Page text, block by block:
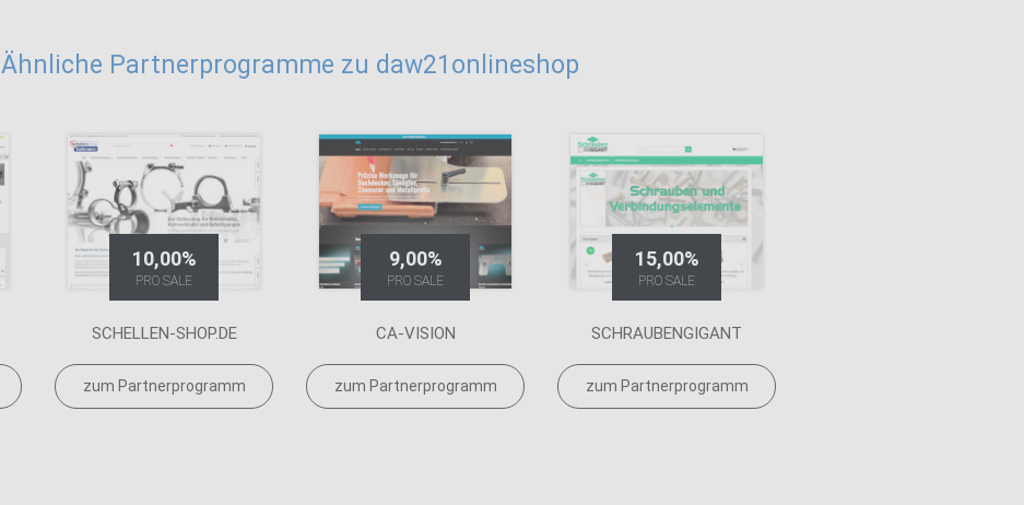
Ähnliche Partnerprogramme zu daw21onlineshop
10,00%
PRO SALE
SCHELLEN-SHOP.DE
zum Partnerprogramm
9,00%
PRO SALE
CA-VISION
zum Partnerprogramm
15,00%
PRO SALE
SCHRAUBENGIGANT
zum Partnerprogramm